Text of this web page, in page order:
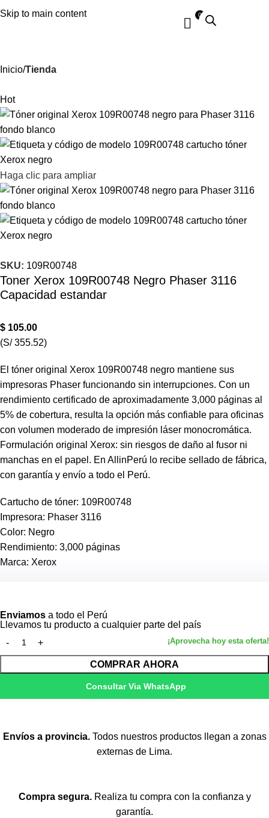
Skip to main content
Inicio Tienda
Hot
Haga clic para ampliar
SKU: 109R00748
Toner Xerox 109R00748 Negro Phaser 3116
Capacidad estandar
$ 105.00
(S/ 355.52)
El tóner original Xerox 109R00748 negro mantiene sus
impresoras Phaser funcionando sin interrupciones. Con un
rendimiento certificado de aproximadamente 3,000 páginas al
5% de cobertura, resulta la opción más confiable para oficinas
con volumen moderado de impresión láser monocromática.
Formulación original Xerox: sin riesgos de daño al fusor ni
manchas en el papel. En AllinPerú lo recibe sellado de fábrica,
con garantía y envío a todo el Perú.
Cartucho de tóner: 109R00748
Impresora: Phaser 3116
Color: Negro
Rendimiento: 3,000 páginas
Marca: Xerox
Enviamos a todo el Perú
Llevamos tu producto a cualquier parte del país
COMPRAR AHORA
Consultar Via WhatsApp
Envíos a provincia.Todos nuestros productos llegan a zonas
externas de Lima.
Compra segura.Realiza tu compra con la confianza y
garantía.